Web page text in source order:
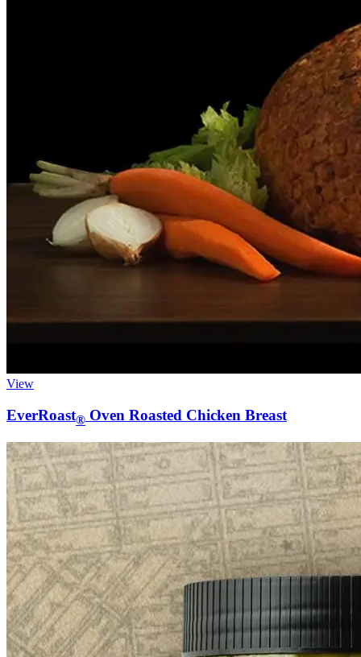
View
EverRoast® Oven Roasted Chicken Breast